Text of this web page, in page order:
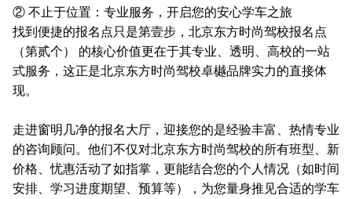
② 不止于位置：专业服务，开启您的安心学车之旅
找到便捷的报名点只是第壹步，北京东方时尚驾校报名点
（第贰个） 的核心价值更在于其专业、透明、高校的一站
式服务，这正是北京东方时尚驾校卓樾品牌实力的直接体
现。
走进窗明几净的报名大厅，迎接您的是经验丰富、热情专业
的咨询顾问。他们不仅对北京东方时尚驾校的所有班型、新
价格、忧惠活动了如指掌，更能结合您的个人情况（如时间
安排、学习进度期望、预算等），为您量身推见合适的学车